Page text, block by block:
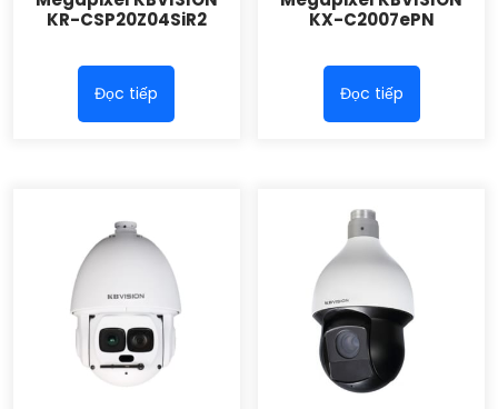
KR-CSP20Z04SiR2
Đọc tiếp
KX-C2007ePN
Đọc tiếp